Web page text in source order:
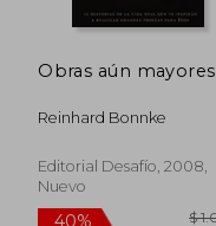
Obras aún mayores
Reinhard Bonnke
Editorial Desafío, 2008,
Nuevo